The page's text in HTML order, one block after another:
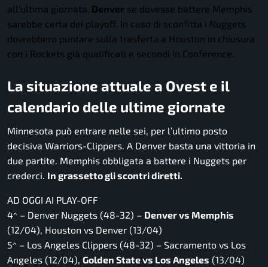
all’ultima giornata. Denver se dovesse battere Memphis
sarebbe certa dei playoff. In caso di sconfitta i Nuggets
dovrebbero puntare sulla trasferta a Houston in chiusura
con i Rockets già qualificati e secondi in Conference.
La situazione attuale a Ovest e il
calendario delle ultime giornate
Minnesota può entrare nelle sei, per l’ultimo posto
decisiva Warriors-Clippers. A Denver basta una vittoria in
due partite. Memphis obbligata a battere i Nuggets per
crederci. In grassetto gli scontri diretti.
AD OGGI AI PLAY-OFF
4^ – Denver Nuggets (48-32) – Denver vs Memphis
(12/04), Houston vs Denver (13/04)
5^ – Los Angeles Clippers (48-32) – Sacramento vs Los
Angeles (12/04), Golden State vs Los Angeles (13/04)